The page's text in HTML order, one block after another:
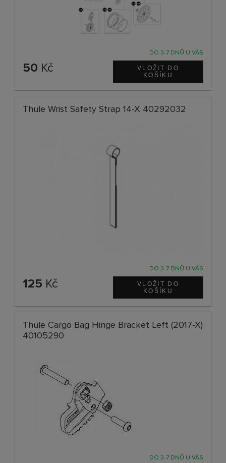
DO 3-7 DNŮ U VÁS
50 Kč
Thule Wrist Safety Strap 14-X 40292032
DO 3-7 DNŮ U VÁS
125 Kč
Thule Cargo Bag Hinge Bracket Left (2017-X)
40105290
DO 3-7 DNŮ U VÁS